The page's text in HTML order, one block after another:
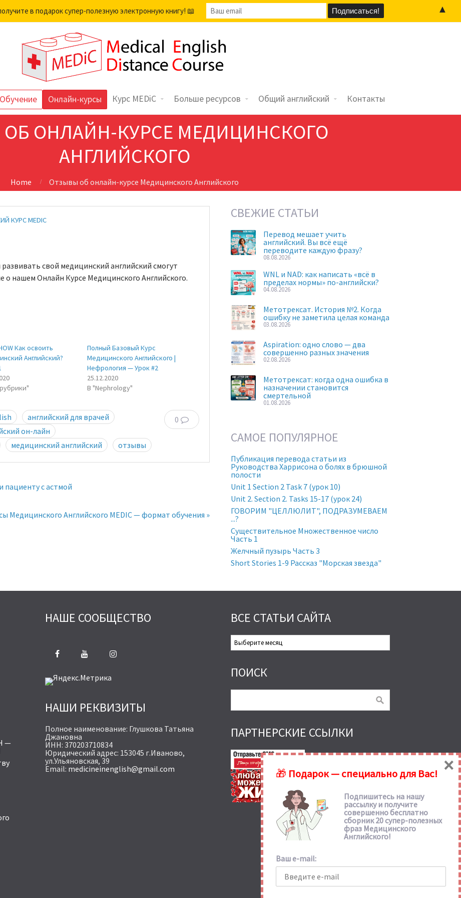
Обучение Онлайн-курсы Курс MEDiC Больше ресурсов Общий английский Контакты
ОНЛАЙН-КУРСЕ МЕДИЦИНСКОГО
АНГЛИЙСКОГО
Home Отзывы об онлайн-курсе Медицинского Английского
КУРС MEDIC
свой медицинский английский смогут
о нашем Онлайн Курсе Медицинского Английского.
Как освоить
Английский?
Полный Базовый Курс
Медицинского Английского |
Нефрология — Урок #2
25.12.2020
В "Nephrology"
0
английский для врачей
он-лайн
медицинский английский отзывы
пациенту с астмой
Медицинского Английского MEDIC — формат обучения »
СВЕЖИЕ СТАТЬИ
Перевод мешает учить
английский. Вы всё ещё
переводите каждую фразу?
08.08.2026
WNL и NAD: как написать «всё в
пределах нормы» по-английски?
04.08.2026
Метотрексат. История №2. Когда
ошибку не заметила целая команда
03.08.2026
Aspiration: одно слово — два
совершенно разных значения
02.08.2026
Метотрексат: когда одна ошибка в
назначении становится
смертельной
01.08.2026
САМОЕ ПОПУЛЯРНОЕ
Публикация перевода статьи из
Руководства Харрисона о болях в брюшной
полости
Unit 1 Section 2 Task 7 (урок 10)
Unit 2. Section 2. Tasks 15-17 (урок 24)
ГОВОРИМ "ЦЕЛЛЮЛИТ", ПОДРАЗУМЕВАЕМ
...?
Существительное Множественное число
Часть 1
Желчный пузырь Часть 3
Short Stories 1-9 Рассказ "Морская звезда"
—
НАШЕ СООБЩЕСТВО
НАШИ РЕКВИЗИТЫ
Полное наименование: Глушкова Татьяна
Джановна
ИНН: 370203710834
Юридический адрес: 153045 г.Иваново,
ул.Ульяновская, 39
Email: medicineinenglish@gmail.com
ВСЕ СТАТЬИ САЙТА
Все
Статьи
ПОИСК
ПАРТНЕРСКИЕ ССЫЛКИ
в подарок супер-полезную электронную книгу! 📖 ▲
🎁 Подарок — специально для Вас!
Подпишитесь на нашу
рассылку и получите
совершенно бесплатно
сборник 20 супер-полезных
фраз Медицинского
Английского!
Ваш e-mail:
×